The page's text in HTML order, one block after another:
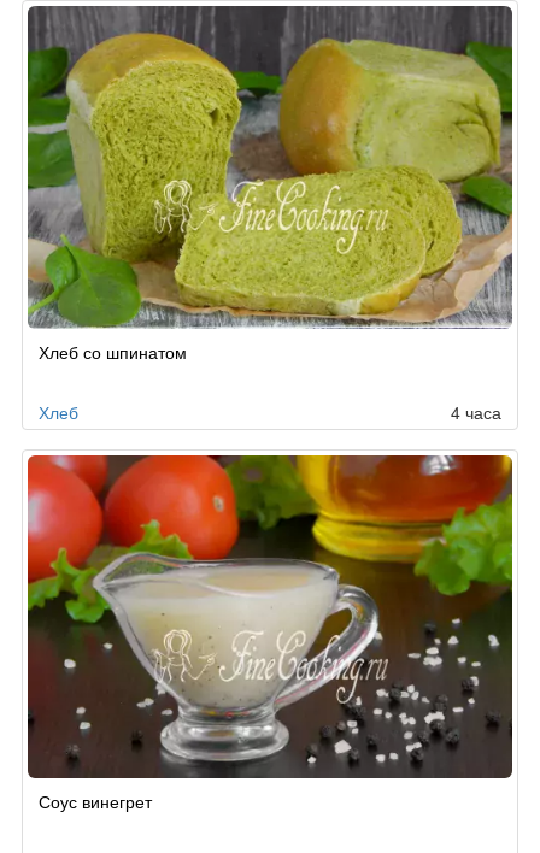
Хлеб со шпинатом
Хлеб 4 часа
Соус винегрет